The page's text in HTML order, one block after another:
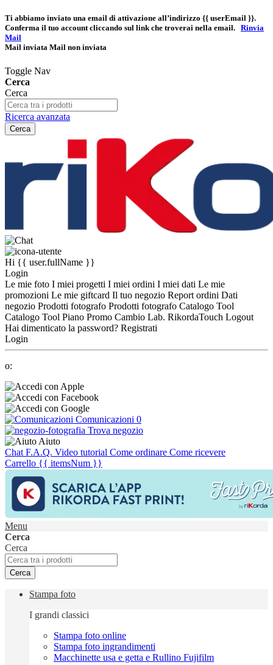
Ti abbiamo inviato una email di attivazione all’indirizzo {{ userEmail }}.
Conferma il tuo account cliccando sul link che troverai nella email. Rinvia
Mail
Mail inviata Mail non inviata
Toggle Nav
Cerca
Cerca
Ricerca avanzata
Cerca
Hi {{ user.fullName }}
Login
Le mie foto I miei progetti I miei ordini I miei dati Le mie
promozioni Le mie giftcard Il tuo negozio Report ordini Dati
negozio Prodotti fotografo Prodotti fotografo Catalogo Tool
Catalogo Tool Piano Promo Cambio Lab. RikordaTouch Logout
Hai dimenticato la password? Registrati
Login
o:
Comunicazioni 0
Trova negozio
Aiuto
Chat F.A.Q. Video tutorial Come ordinare Come ricevere
Carrello {{ itemsNum }}
Menu
Cerca
Cerca
Cerca
Stampa foto
I grandi classici
Stampa foto online
Stampa foto ingrandimenti
Macchinette usa e getta e Rullino Fujifilm